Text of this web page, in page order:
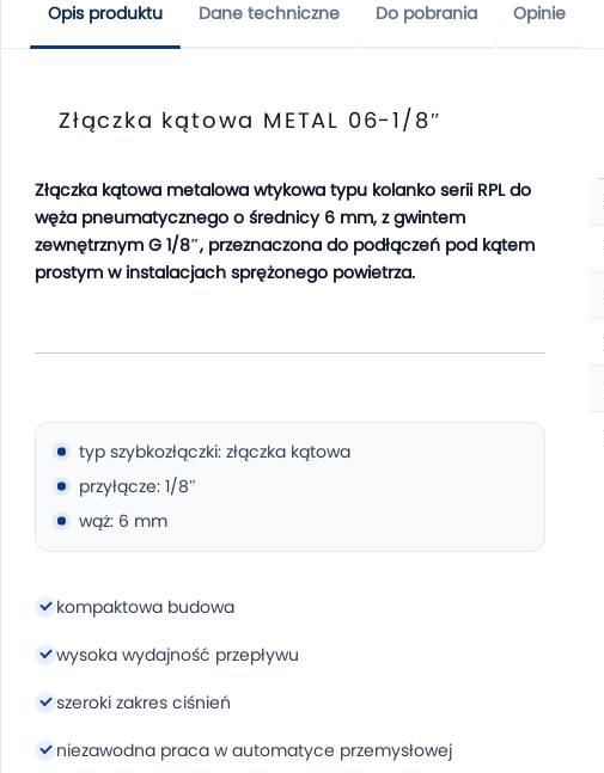
Opis produktu Dane techniczne Do pobrania Opinie
Złączka kątowa METAL 06-1/8″
Złączka kątowa metalowa wtykowa typu kolanko serii RPL do
węża pneumatycznego o średnicy 6 mm, z gwintem
zewnętrznym G 1/8″, przeznaczona do podłączeń pod kątem
prostym w instalacjach sprężonego powietrza.
typ szybkozłączki: złączka kątowa
przyłącze: 1/8″
wąż: 6 mm
kompaktowa budowa
wysoka wydajność przepływu
szeroki zakres ciśnień
niezawodna praca w automatyce przemysłowej